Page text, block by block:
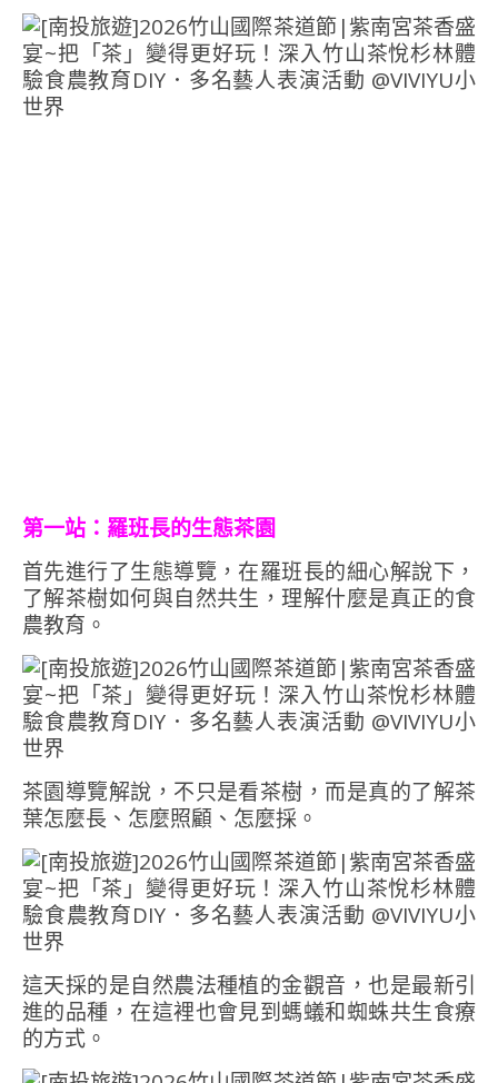
第一站：羅班長的生態茶園
首先進行了生態導覽，在羅班長的細心解說下，
了解茶樹如何與自然共生，理解什麼是真正的食
農教育。
茶園導覽解說，不只是看茶樹，而是真的了解茶
葉怎麼長、怎麼照顧、怎麼採。
這天採的是自然農法種植的金觀音，也是最新引
進的品種，在這裡也會見到螞蟻和蜘蛛共生食療
的方式。